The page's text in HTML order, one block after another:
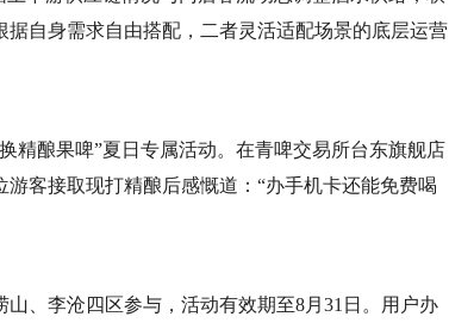
自身需求自由搭配，二者灵活适配场景的底层运营
精酿果啤”夏日专属活动。在青啤交易所台东旗舰店
客接取现打精酿后感慨道：“办手机卡还能免费喝
、李沧四区参与，活动有效期至8月31日。用户办